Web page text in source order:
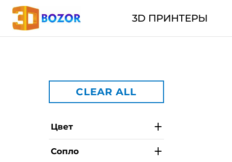
3D ПРИНТЕРЫ
CLEAR ALL
Цвет
Сопло